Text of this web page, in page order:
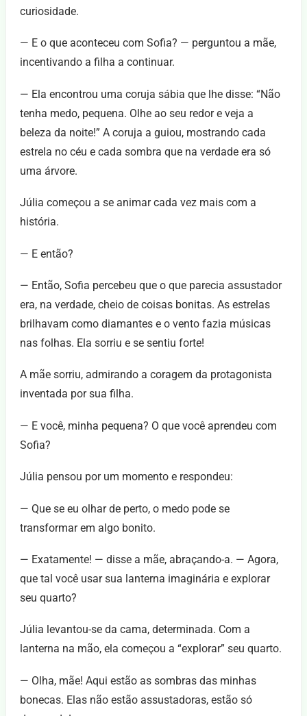
curiosidade.
— E o que aconteceu com Sofia? — perguntou a mãe,
incentivando a filha a continuar.
— Ela encontrou uma coruja sábia que lhe disse: “Não
tenha medo, pequena. Olhe ao seu redor e veja a
beleza da noite!” A coruja a guiou, mostrando cada
estrela no céu e cada sombra que na verdade era só
uma árvore.
Júlia começou a se animar cada vez mais com a
história.
— E então?
— Então, Sofia percebeu que o que parecia assustador
era, na verdade, cheio de coisas bonitas. As estrelas
brilhavam como diamantes e o vento fazia músicas
nas folhas. Ela sorriu e se sentiu forte!
A mãe sorriu, admirando a coragem da protagonista
inventada por sua filha.
— E você, minha pequena? O que você aprendeu com
Sofia?
Júlia pensou por um momento e respondeu:
— Que se eu olhar de perto, o medo pode se
transformar em algo bonito.
— Exatamente! — disse a mãe, abraçando-a. — Agora,
que tal você usar sua lanterna imaginária e explorar
seu quarto?
Júlia levantou-se da cama, determinada. Com a
lanterna na mão, ela começou a “explorar” seu quarto.
— Olha, mãe! Aqui estão as sombras das minhas
bonecas. Elas não estão assustadoras, estão só